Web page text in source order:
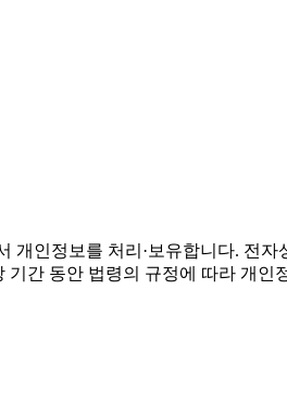
개인정보를 처리·보유합니다. 전자
간 동안 법령의 규정에 따라 개인